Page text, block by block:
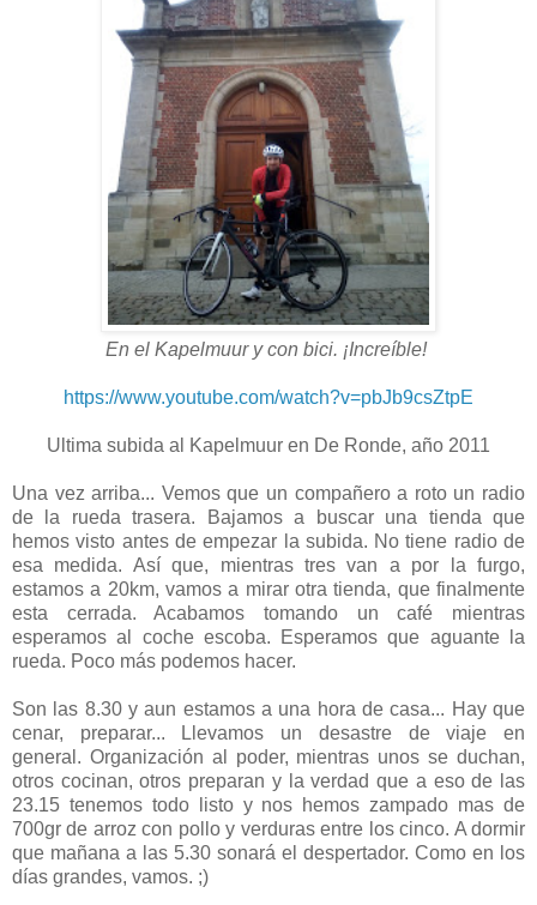
En el Kapelmuur y con bici. ¡Increíble!
https://www.youtube.com/watch?v=pbJb9csZtpE
Ultima subida al Kapelmuur en De Ronde, año 2011
Una vez arriba... Vemos que un compañero a roto un radio
de la rueda trasera. Bajamos a buscar una tienda que
hemos visto antes de empezar la subida. No tiene radio de
esa medida. Así que, mientras tres van a por la furgo,
estamos a 20km, vamos a mirar otra tienda, que finalmente
esta cerrada. Acabamos tomando un café mientras
esperamos al coche escoba. Esperamos que aguante la
rueda. Poco más podemos hacer.
Son las 8.30 y aun estamos a una hora de casa... Hay que
cenar, preparar... Llevamos un desastre de viaje en
general. Organización al poder, mientras unos se duchan,
otros cocinan, otros preparan y la verdad que a eso de las
23.15 tenemos todo listo y nos hemos zampado mas de
700gr de arroz con pollo y verduras entre los cinco. A dormir
que mañana a las 5.30 sonará el despertador. Como en los
días grandes, vamos. ;)